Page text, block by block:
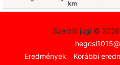
km
Szerzői jogi © 2026
Eredmények
Korábbi